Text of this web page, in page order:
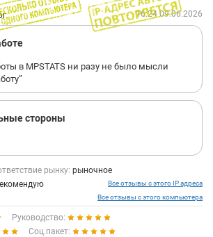
16:24 09.06.2026
в MPSTATS ни разу не было мысли
стороны
рынку: рыночное
Все отзывы с этого IP адреса
Все отзывы с этого компьютера
Руководство:
Соц.пакет: